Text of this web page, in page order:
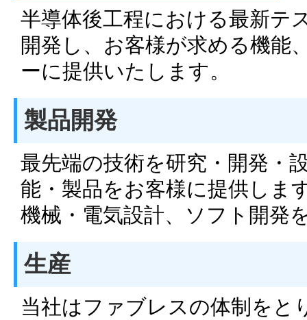
半導体後工程における最新テ
開発し、お客様が求める機能
ーに提供いたします。
製品開発
最先端の技術を研究・開発・
能・製品をお客様に提供しま
機械・電気設計、ソフト開発
生産
当社はファブレスの体制をと